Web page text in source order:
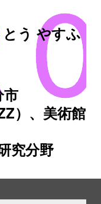
う やすふ
市
）、美術館
究分野